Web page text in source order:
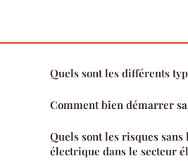
Quels sont les différents
Comment bien démarrer
Quels sont les risques
électrique dans le secteur